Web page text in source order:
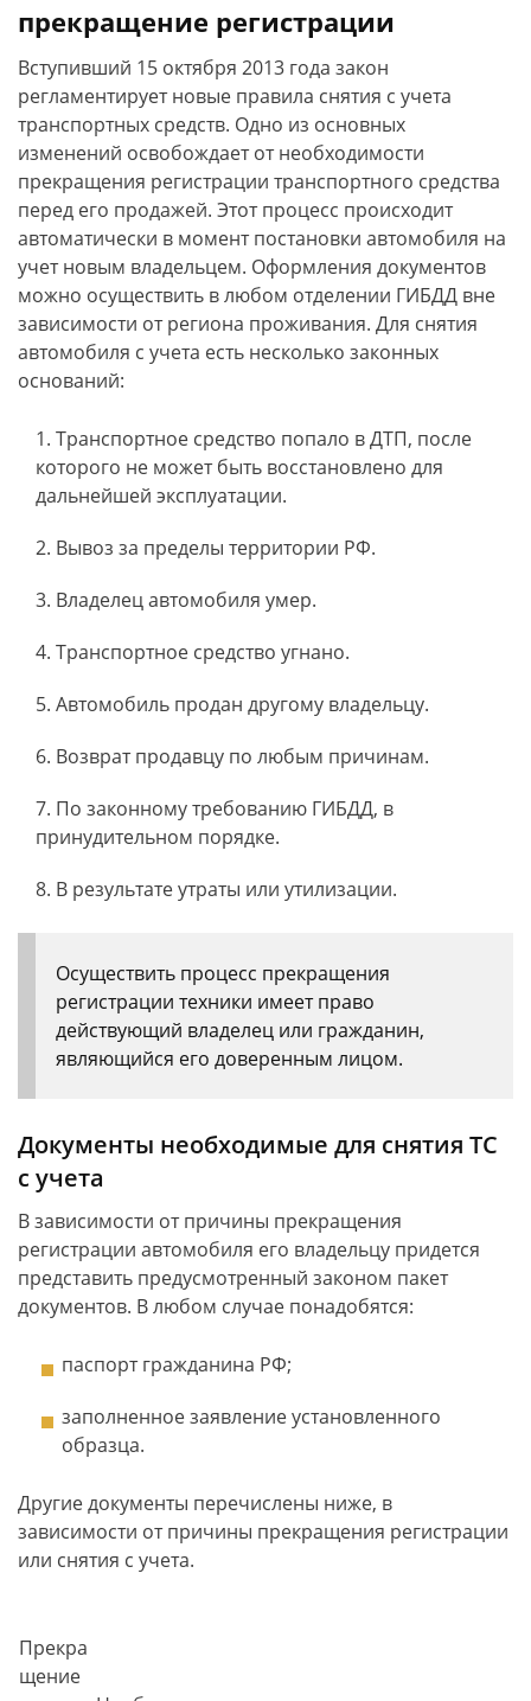
прекращение регистрации
Вступивший 15 октября 2013 года закон
регламентирует новые правила снятия с учета
транспортных средств. Одно из основных
изменений освобождает от необходимости
прекращения регистрации транспортного средства
перед его продажей. Этот процесс происходит
автоматически в момент постановки автомобиля на
учет новым владельцем. Оформления документов
можно осуществить в любом отделении ГИБДД вне
зависимости от региона проживания. Для снятия
автомобиля с учета есть несколько законных
оснований:
Транспортное средство попало в ДТП, после
которого не может быть восстановлено для
дальнейшей эксплуатации.
Вывоз за пределы территории РФ.
Владелец автомобиля умер.
Транспортное средство угнано.
Автомобиль продан другому владельцу.
Возврат продавцу по любым причинам.
По законному требованию ГИБДД, в
принудительном порядке.
В результате утраты или утилизации.
Осуществить процесс прекращения
регистрации техники имеет право
действующий владелец или гражданин,
являющийся его доверенным лицом.
Документы необходимые для снятия ТС
с учета
В зависимости от причины прекращения
регистрации автомобиля его владельцу придется
представить предусмотренный законом пакет
документов. В любом случае понадобятся:
паспорт гражданина РФ;
заполненное заявление установленного
образца.
Другие документы перечислены ниже, в
зависимости от причины прекращения регистрации
или снятия с учета.
Прекра
щение